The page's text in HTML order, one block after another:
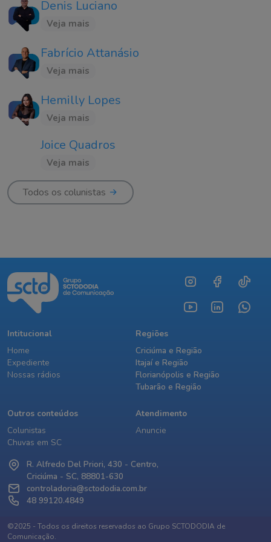
Denis Luciano
Veja mais
Fabrício Attanásio
Veja mais
Hemilly Lopes
Veja mais
Joice Quadros
Veja mais
Todos os colunistas
Intitucional
Home
Expediente
Nossas rádios
Regiões
Criciúma e Região
Itajaí e Região
Florianópolis e Região
Tubarão e Região
Outros conteúdos
Colunistas
Chuvas em SC
Atendimento
Anuncie
R. Alfredo Del Priori, 430 - Centro,
Criciúma - SC, 88801-630
controladoria@sctododia.com.br
48 99120.4849
©2025 - Todos os direitos reservados ao Grupo SCTODODIA de
Comunicação.